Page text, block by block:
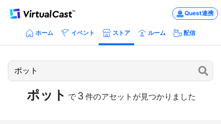
Quest連携
ホーム イベント ストア ルーム 配信
ポット で 3 件のアセットが見つかりました